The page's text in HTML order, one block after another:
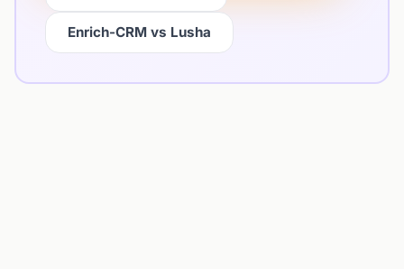
Enrich-CRM vs Lusha